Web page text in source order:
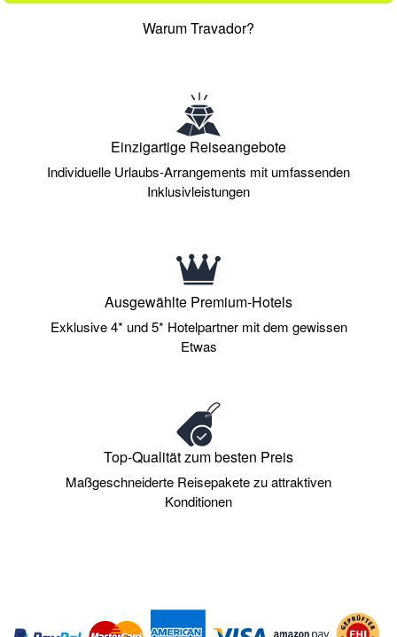
Warum Travador?
Einzigartige Reiseangebote
Individuelle Urlaubs-Arrangements mit umfassenden
Inklusivleistungen
Ausgewählte Premium-Hotels
Exklusive 4* und 5* Hotelpartner mit dem gewissen
Etwas
Top-Qualität zum besten Preis
Maßgeschneiderte Reisepakete zu attraktiven
Konditionen